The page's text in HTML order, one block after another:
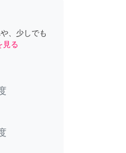
、少しでも
見る